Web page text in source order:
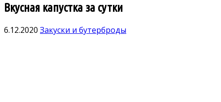
Вкусная капустка за сутки
6.12.2020 Закуски и бутерброды